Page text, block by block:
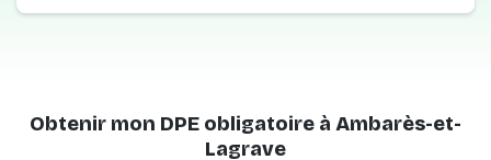
Obtenir mon DPE obligatoire à Ambarès-et-
Lagrave